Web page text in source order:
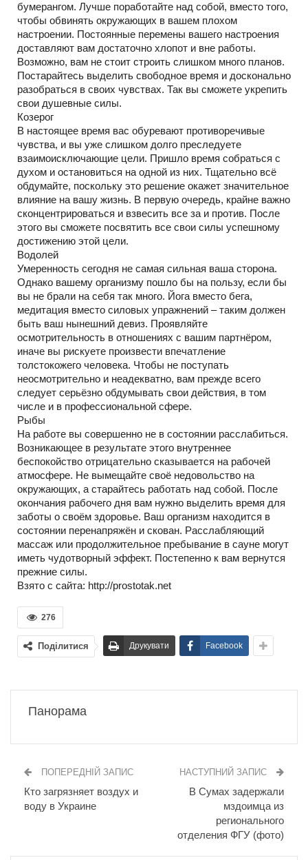
бумерангом. Лучше поработайте над собой, вместо того,
чтобы обвинять окружающих в вашем плохом
настроении. Постоянные перемены вашего настроения
доставляют вам достаточно хлопот и вне работы.
Возможно, вам не стоит строить слишком много планов.
Постарайтесь выделить свободное время и досконально
разобраться в своих чувствах. Так вы сможете укрепить
свои душевные силы.
Козерог
В настоящее время вас обуревают противоречивые
чувства, и вы уже слишком долго преследуете
взаимоисключающие цели. Пришло время собраться с
духом и остановиться на одной из них. Тщательно всё
обдумайте, поскольку это решение окажет значительное
влияние на вашу жизнь. В первую очередь, крайне важно
сконцентрироваться и взвесить все за и против. После
этого вы сможете посвятить все свои силы успешному
достижению этой цели.
Водолей
Умеренность сегодня не самая сильная ваша сторона.
Однако вашему организму пошло бы на пользу, если бы
вы не брали на себя так много. Йога вместо бега,
медитация вместо силовых упражнений – таким должен
быть ваш нынешний девиз. Проявляйте
осмотрительность в отношениях с вашим партнёром,
иначе вы рискуете произвести впечатление
толстокожего человека. Чтобы не поступать
неосмотрительно и неадекватно, вам прежде всего
следует серьёзно обдумывать свои действия, в том
числе и в профессиональной сфере.
Рыбы
На работе вы совершенно не в состоянии расслабиться.
Возникающее в результате этого внутреннее
беспокойство отрицательно сказывается на рабочей
атмосфере. Не вымещайте своё недовольство на
окружающих, а старайтесь работать над собой. После
окончания рабочего дня вам нужно выделить время для
заботы о своём здоровье. Ваш организм находится в
состоянии перенапряжён и скован. Расслабляющий
массаж или продолжительное пребывание в сауне могут
иметь чудотворный эффект. Постепенно к вам вернутся
прежние силы.
Взято с сайта: http://prostotak.net
276
Поділитися Друкувати Facebook
Панорама
ПОПЕРЕДНІЙ ЗАПИС
Кто загрязняет воздух и
воду в Украине
НАСТУПНИЙ ЗАПИС
В Сумах задержали
мздоимца из
регионального
отделения ФГУ (фото)